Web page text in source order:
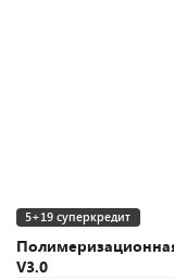
V3.0
5+19 суперкредит